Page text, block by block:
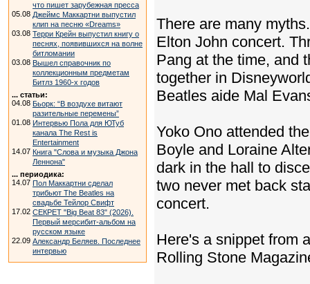
что пишет зарубежная пресса
05.08 Джеймс Маккартни выпустил
клип на песню «Dreams»
03.08 Терри Крейн выпустил книгу о
песнях, появившихся на волне
битломании
03.08 Вышел справочник по
коллекционным предметам
Битлз 1960-х годов
... статьи:
04.08 Бьорк: “В воздухе витают
разительные перемены”
01.08 Интервью Пола для ЮТуб
канала The Rest is
Entertainment
14.07 Книга "Слова и музыка Джона
Леннона"
... периодика:
14.07 Пол Маккартни сделал
трибьют The Beatles на
свадьбе Тейлор Свифт
17.02 СЕКРЕТ "Big Beat 83" (2026).
Первый мерсибит-альбом на
русском языке
22.09 Александр Беляев. Последнее
интервью
There are many
Elton John concert.
Pang at the time, and
together in
Beatles aide Mal
Yoko Ono attended
Boyle and Loraine
dark in the hall to
two never met back
concert.
Here's a snippet from
Rolling Stone